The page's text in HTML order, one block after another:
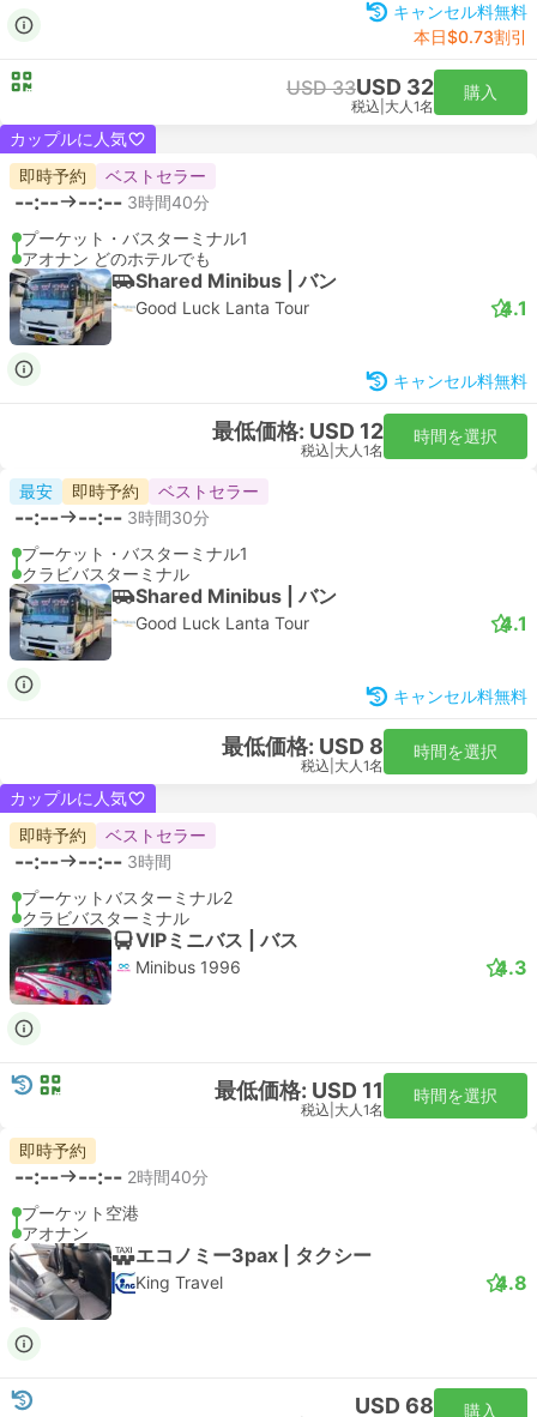
キャンセル料無料
本日$0.73割引
USD 33USD 32
税込 大人1名
購入
カップルに人気
即時予約
ベストセラー
--:-- --:-- 3時間40分
プーケット・バスターミナル1
アオナン どのホテルでも
Shared Minibus | バン
Good Luck Lanta Tour 4.1
キャンセル料無料
最低価格: USD 12
税込 大人1名
時間を選択
最安 即時予約 ベストセラー
--:-- --:-- 3時間30分
プーケット・バスターミナル1
クラビバスターミナル
Shared Minibus | バン
Good Luck Lanta Tour 4.1
キャンセル料無料
最低価格: USD 8
税込 大人1名
時間を選択
カップルに人気
即時予約
ベストセラー
--:-- --:-- 3時間
プーケットバスターミナル2
クラビバスターミナル
VIPミニバス | バス
Minibus 1996 4.3
最低価格: USD 11
税込 大人1名
時間を選択
即時予約
--:-- --:-- 2時間40分
プーケット空港
アオナン
エコノミー3pax | タクシー
King Travel 4.8
USD 68 購入